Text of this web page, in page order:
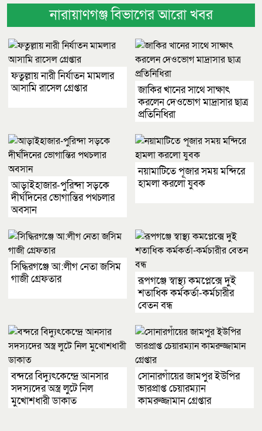
নারায়াণগঞ্জ বিভাগের আরো খবর
ফতুল্লায় নারী নির্যাতন মামলার
আসামি রাসেল গ্রেপ্তার
জাকির খানের সাথে সাক্ষাৎ
করলেন দেওভোগ মাদ্রাসার ছাত্র
প্রতিনিধিরা
আড়াইহাজার-পুরিন্দা সড়কে
দীর্ঘদিনের ভোগান্তির পথচলার
অবসান
নয়ামাটিতে পূজার সময় মন্দিরে
হামলা করলো যুবক
সিদ্ধিরগঞ্জে আ:লীগ নেতা জসিম
গাজী গ্রেফতার
রূপগঞ্জে স্বাস্থ্য কমপ্লেক্সে দুই
শতাধিক কর্মকর্তা-কর্মচারীর
বেতন বন্ধ
বন্দরে বিদ্যুৎকেন্দ্রে আনসার
সদস্যদের অস্ত্র লুটে নিল
মুখোশধারী ডাকাত
সোনারগাঁয়ের জামপুর ইউপির
ভারপ্রাপ্ত চেয়ারম্যান
কামরুজ্জামান গ্রেপ্তার